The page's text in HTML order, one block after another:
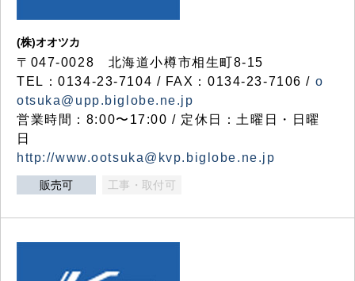
(株)オオツカ
〒047-0028 北海道小樽市相生町8-15
TEL：0134-23-7104 / FAX：0134-23-7106 / o
otsuka@upp.biglobe.ne.jp
営業時間：8:00〜17:00 / 定休日：土曜日・日曜
日
http://www.ootsuka@kvp.biglobe.ne.jp
販売可 工事・取付可